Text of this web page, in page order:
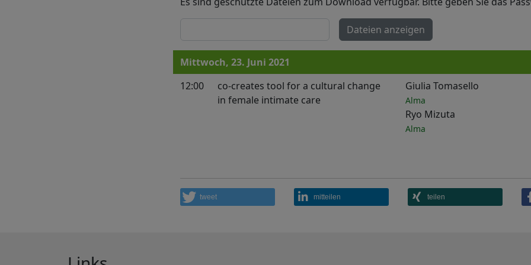
Dateien anzeigen
Mittwoch, 23. Juni 2021
12:00
co-creates tool for a cultural change
in female intimate care
Giulia Tomasello
Alma
Ryo Mizuta
Alma
tweet mitteilen teilen